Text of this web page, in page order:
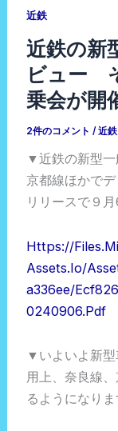
近鉄
近鉄の新
ビュー
乗会が開
2件のコメント /近鉄
▼近鉄の新型一
京都線ほかで
リリースで９
Https://
Assets.io/
A336ee/
0240906.pdf
▼いよいよ新型
用上、奈良線
るようになりま